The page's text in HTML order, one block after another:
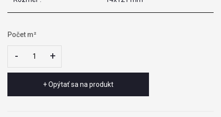
Počet m²
- +
- +
+ Opýtať sa na produkt